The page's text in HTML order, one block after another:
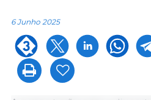
6 Junho 2025